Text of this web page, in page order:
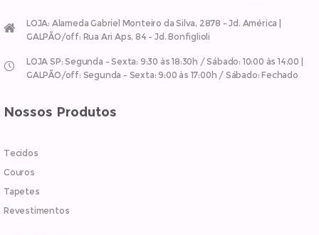
LOJA: Alameda Gabriel Monteiro da Silva, 2878 – Jd. América |
GALPÃO/off: Rua Ari Aps, 84 - Jd. Bonfiglioli
LOJA SP: Segunda - Sexta: 9:30 às 18:30h / Sábado: 10:00 às 14:00 |
GALPÃO/off: Segunda - Sexta: 9:00 às 17:00h / Sábado: Fechado
Nossos Produtos
Tecidos
Couros
Tapetes
Revestimentos